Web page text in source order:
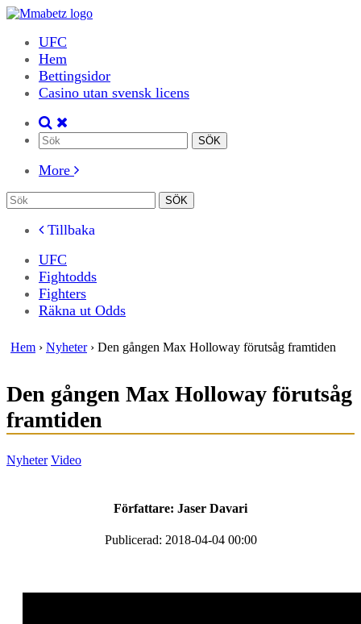
UFC
Hem
Bettingsidor
Casino utan svensk licens
More
Tillbaka
UFC
Fightodds
Fighters
Räkna ut Odds
Hem › Nyheter› Den gången Max Holloway förutsåg framtiden
Den gången Max Holloway förutsåg
framtiden
Nyheter Video
Författare: Jaser Davari
Publicerad: 2018-04-04 00:00